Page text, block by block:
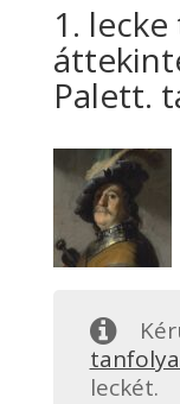
1.
Palett.
leckét.